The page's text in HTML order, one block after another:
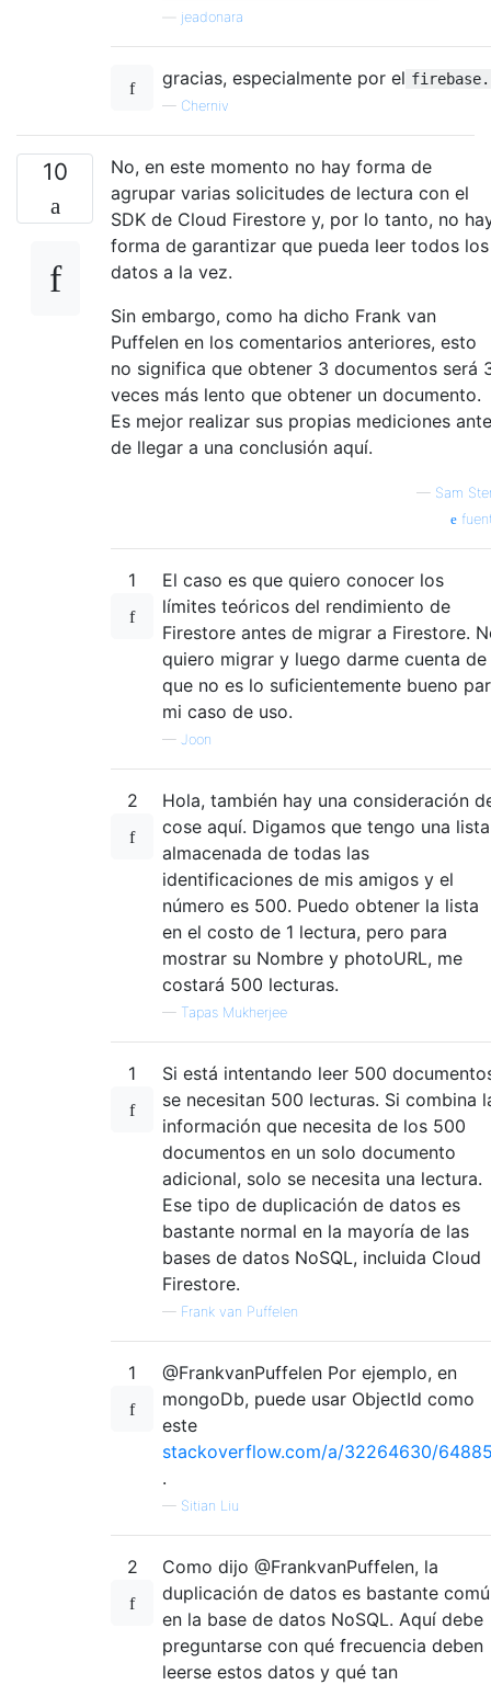
jeadonara
gracias, especialmente por el
— Cherniv
10
No, en este momento no hay forma de
agrupar varias solicitudes de lectura con el
SDK de Cloud Firestore y, por lo tanto, no
forma de garantizar que pueda leer todos los
datos a la vez.
Sin embargo, como ha dicho Frank van
Puffelen en los comentarios anteriores, esto
no significa que obtener 3 documentos será
veces más lento que obtener un documento.
Es mejor realizar sus propias mediciones
de llegar a una conclusión aquí.
— Sam
1
El caso es que quiero conocer los
límites teóricos del rendimiento de
Firestore antes de migrar a Firestore.
quiero migrar y luego darme cuenta de
que no es lo suficientemente bueno
mi caso de uso.
— Joon
2
Hola, también hay una consideración
cose aquí. Digamos que tengo una lista
almacenada de todas las
identificaciones de mis amigos y el
número es 500. Puedo obtener la lista
en el costo de 1 lectura, pero para
mostrar su Nombre y photoURL, me
costará 500 lecturas.
— Tapas Mukherjee
1
Si está intentando leer 500
se necesitan 500 lecturas. Si combina
información que necesita de los 500
documentos en un solo documento
adicional, solo se necesita una lectura.
Ese tipo de duplicación de datos es
bastante normal en la mayoría de las
bases de datos NoSQL, incluida Cloud
Firestore.
— Frank van Puffelen
1
@FrankvanPuffelen Por ejemplo, en
mongoDb, puede usar ObjectId como
este
stackoverflow.com/a/32264630/
.
— Sitian Liu
2
Como dijo @FrankvanPuffelen, la
duplicación de datos es bastante
en la base de datos NoSQL. Aquí debe
preguntarse con qué frecuencia deben
leerse estos datos y qué tan